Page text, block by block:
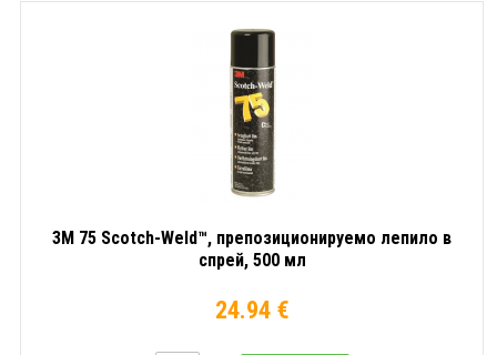
3M 75 Scotch-Weld™, препозиционируемо лепило в
спрей, 500 мл
24.94 €